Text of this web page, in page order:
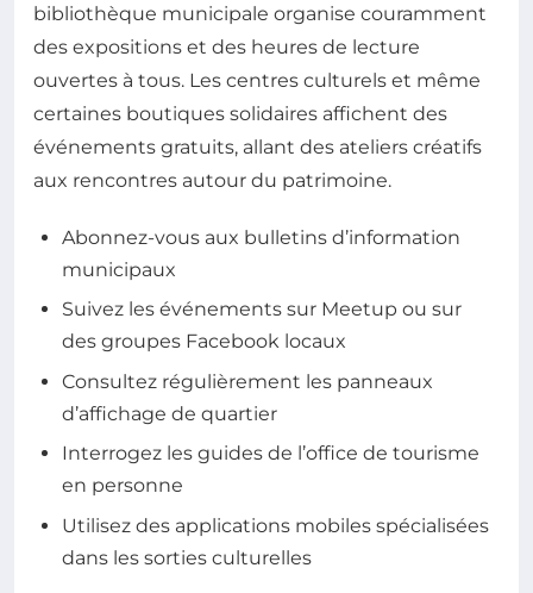
bibliothèque municipale organise couramment
des expositions et des heures de lecture
ouvertes à tous. Les centres culturels et même
certaines boutiques solidaires affichent des
événements gratuits, allant des ateliers créatifs
aux rencontres autour du patrimoine.
Abonnez-vous aux bulletins d’information
municipaux
Suivez les événements sur Meetup ou sur
des groupes Facebook locaux
Consultez régulièrement les panneaux
d’affichage de quartier
Interrogez les guides de l’office de tourisme
en personne
Utilisez des applications mobiles spécialisées
dans les sorties culturelles